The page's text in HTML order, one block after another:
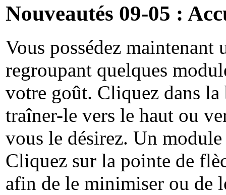
Nouveautés 09-05 :
Vous possédez maintenant
regroupant quelques
votre goût. Cliquez dans
traîner-le vers le haut ou
vous le désirez. Un
Cliquez sur la pointe de
afin de le minimiser ou de